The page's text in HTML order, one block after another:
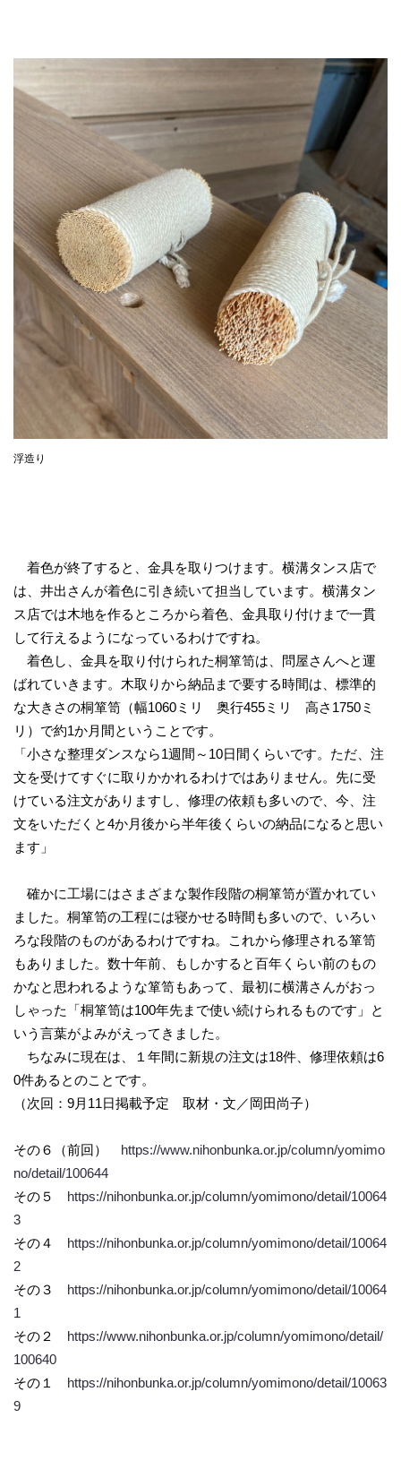
浮造り
着色が終了すると、金具を取りつけます。横溝タンス店で
は、井出さんが着色に引き続いて担当しています。横溝タン
ス店では木地を作るところから着色、金具取り付けまで一貫
して行えるようになっているわけですね。
着色し、金具を取り付けられた桐箪笥は、問屋さんへと運
ばれていきます。木取りから納品まで要する時間は、標準的
な大きさの桐箪笥（幅1060ミリ 奥行455ミリ 高さ1750ミ
リ）で約1か月間ということです。
「小さな整理ダンスなら1週間～10日間くらいです。ただ、注
文を受けてすぐに取りかかれるわけではありません。先に受
けている注文がありますし、修理の依頼も多いので、今、注
文をいただくと4か月後から半年後くらいの納品になると思い
ます」
確かに工場にはさまざまな製作段階の桐箪笥が置かれてい
ました。桐箪笥の工程には寝かせる時間も多いので、いろい
ろな段階のものがあるわけですね。これから修理される箪笥
もありました。数十年前、もしかすると百年くらい前のもの
かなと思われるような箪笥もあって、最初に横溝さんがおっ
しゃった「桐箪笥は100年先まで使い続けられるものです」と
いう言葉がよみがえってきました。
ちなみに現在は、１年間に新規の注文は18件、修理依頼は6
0件あるとのことです。
（次回：9月11日掲載予定 取材・文／岡田尚子）
その６（前回） https://www.nihonbunka.or.jp/column/yomimo
no/detail/100644
その５ https://nihonbunka.or.jp/column/yomimono/detail/10064
3
その４ https://nihonbunka.or.jp/column/yomimono/detail/10064
2
その３ https://nihonbunka.or.jp/column/yomimono/detail/10064
1
その２ https://www.nihonbunka.or.jp/column/yomimono/detail/
100640
その１ https://nihonbunka.or.jp/column/yomimono/detail/10063
9